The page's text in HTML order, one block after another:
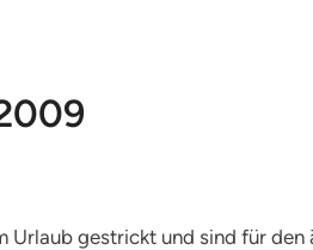
Urlaub gestrickt und sind für